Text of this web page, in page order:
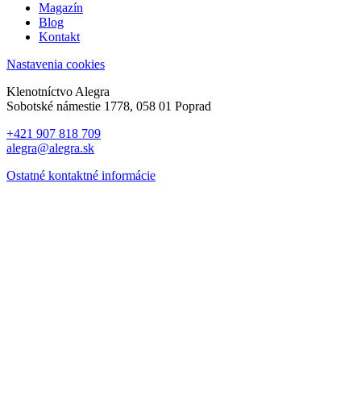
Magazín
Blog
Kontakt
Nastavenia cookies
Klenotníctvo Alegra
Sobotské námestie 1778, 058 01 Poprad
+421 907 818 709
alegra@alegra.sk
Ostatné kontaktné informácie